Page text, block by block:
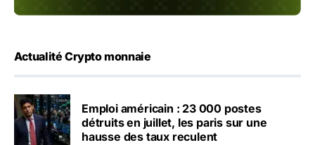
Actualité Crypto monnaie
Emploi américain : 23 000 postes
détruits en juillet, les paris sur une
hausse des taux reculent